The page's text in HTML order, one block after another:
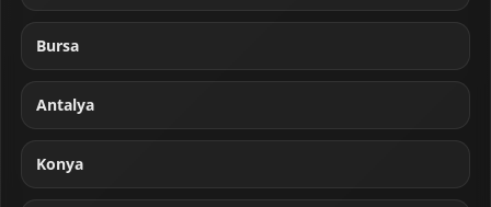
Bursa
Antalya
Konya